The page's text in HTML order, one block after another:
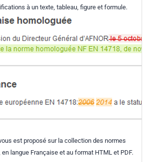
à un texte, tableau, figure et formule.
est proposé sur la collection des normes
langue Française et au format HTML et PDF.